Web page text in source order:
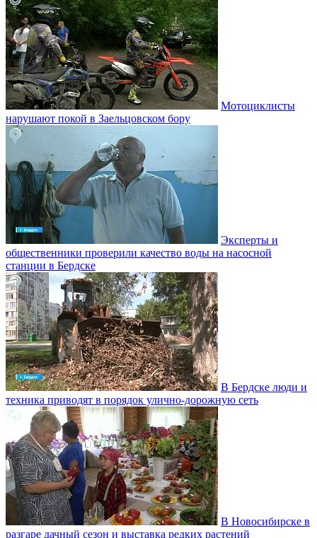
Мотоциклисты
нарушают покой в Заельцовском бору
Эксперты и
общественники проверили качество воды на насосной
станции в Бердске
В Бердске люди и
техника приводят в порядок улично‑дорожную сеть
В Новосибирске в
разгаре дачный сезон и выставка редких растений